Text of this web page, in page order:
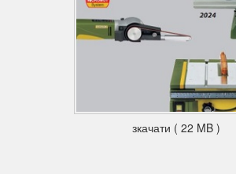
зкачати ( 22 MB )